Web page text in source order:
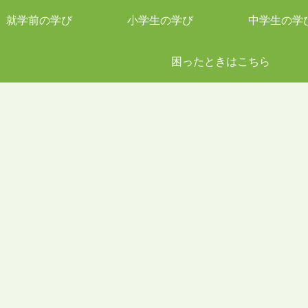
就学前の学び 小学生の学び 中学生の学
困ったときはこちら